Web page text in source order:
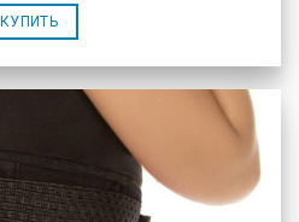
КУПИТЬ